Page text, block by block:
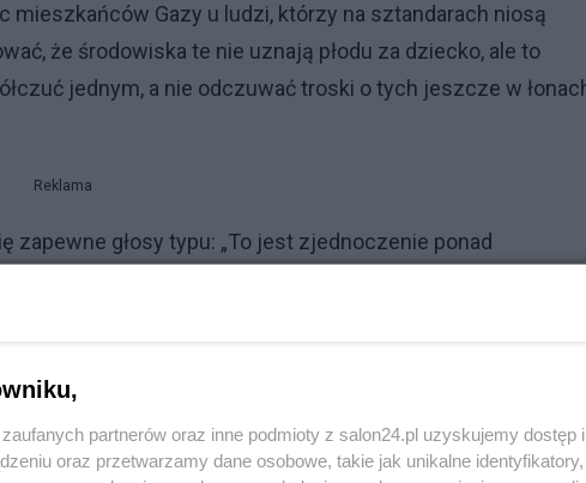
Gazy u ludzi, którzy na sztandarach niosą
że środowiska te nie uznają płodu za dziecko, ale to
jednym, a nie odczuwać troski o tych jeszcze w
Reklama
głosy typu: „To jest zjednoczenie ponad
być zbudowane na fundamencie braku logiki i spójności?
z jednej strony żarliwi muzułmanie jawnie życzą
środowiska queerowe wyrażają troskę o los
partnerów oraz inne podmioty z salon24.pl uzyskujemy dostęp
oraz przetwarzamy dane osobowe, takie jak unikalne